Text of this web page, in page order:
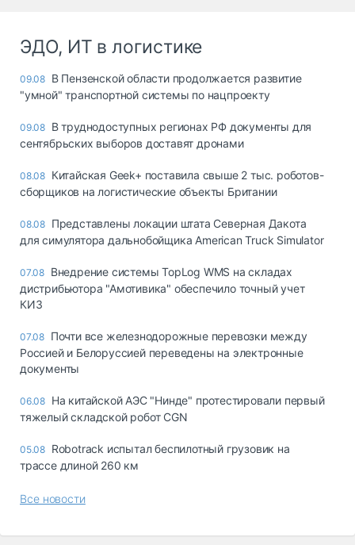
ЭДО, ИТ в логистике
09.08 В Пензенской области продолжается развитие
"умной" транспортной системы по нацпроекту
09.08 В труднодоступных регионах РФ документы для
сентябрьских выборов доставят дронами
08.08 Китайская Geek+ поставила свыше 2 тыс. роботов-
сборщиков на логистические объекты Британии
08.08 Представлены локации штата Северная Дакота
для симулятора дальнобойщика American Truck Simulator
07.08 Внедрение системы TopLog WMS на складах
дистрибьютора "Амотивика" обеспечило точный учет
КИЗ
07.08 Почти все железнодорожные перевозки между
Россией и Белоруссией переведены на электронные
документы
06.08 На китайской АЭС "Нинде" протестировали первый
тяжелый складской робот CGN
05.08 Robotrack испытал беспилотный грузовик на
трассе длиной 260 км
Все новости